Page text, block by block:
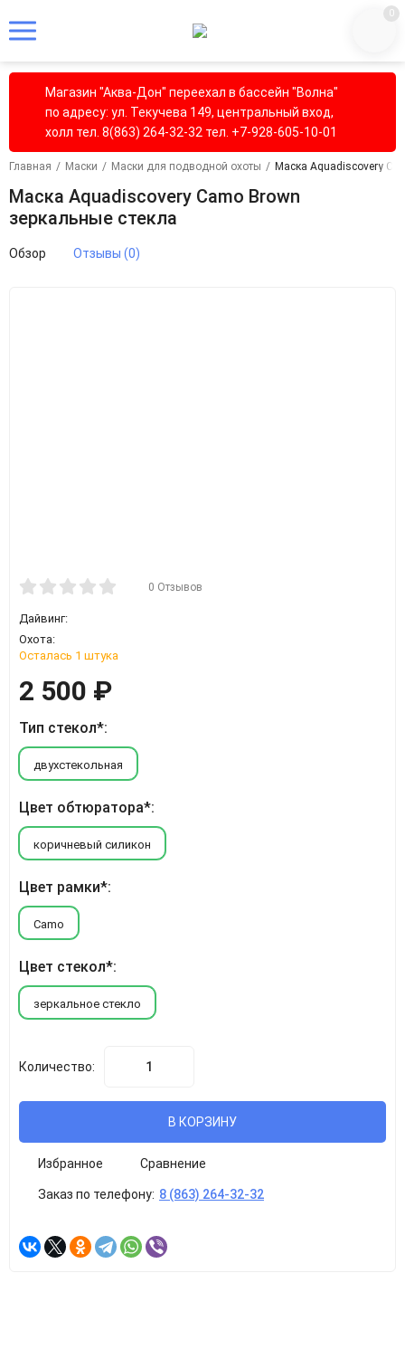
0
Магазин "Аква-Дон" переехал в бассейн "Волна"
по адресу: ул. Текучева 149, центральный вход,
холл тел. 8(863) 264-32-32 тел. +7-928-605-10-01
Главная / Маски / Маски для подводной охоты / Маска Aquadiscovery
Маска Aquadiscovery Camo Brown
зеркальные стекла
Обзор Отзывы (0)
0 Отзывов
Дайвинг:
Охота:
Осталась 1 штука
2 500 ₽
Тип стекол*:
двухстекольная
Цвет обтюратора*:
коричневый силикон
Цвет рамки*:
Camo
Цвет стекол*:
зеркальное стекло
Количество:
В КОРЗИНУ
Избранное Сравнение
Заказ по телефону: 8 (863) 264-32-32